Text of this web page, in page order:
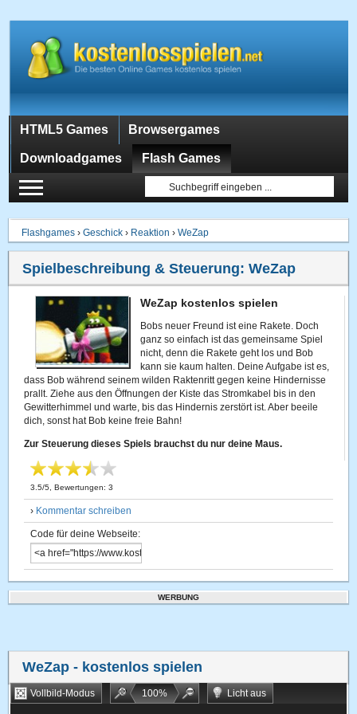
HTML5 Games Browsergames
Downloadgames Flash Games
Flashgames ›Geschick › Reaktion ›WeZap
Spielbeschreibung & Steuerung:WeZap
WeZap kostenlos spielen
Bobs neuer Freund ist eine Rakete. Doch
ganz so einfach ist das gemeinsame Spiel
nicht, denn die Rakete geht los und Bob
kann sie kaum halten. Deine Aufgabe ist es,
dass Bob während seinem wilden Raktenritt gegen keine Hindernisse
prallt. Ziehe aus den Öffnungen der Kiste das Stromkabel bis in den
Gewitterhimmel und warte, bis das Hindernis zerstört ist. Aber beeile
dich, sonst hat Bob keine freie Bahn!
Zur Steuerung dieses Spiels brauchst du nur deine Maus.
3.5/5 , Bewertungen:3
› Kommentar schreiben
Code für deine Webseite:
WERBUNG
WeZap - kostenlos spielen
Vollbild-Modus 100%
Licht aus